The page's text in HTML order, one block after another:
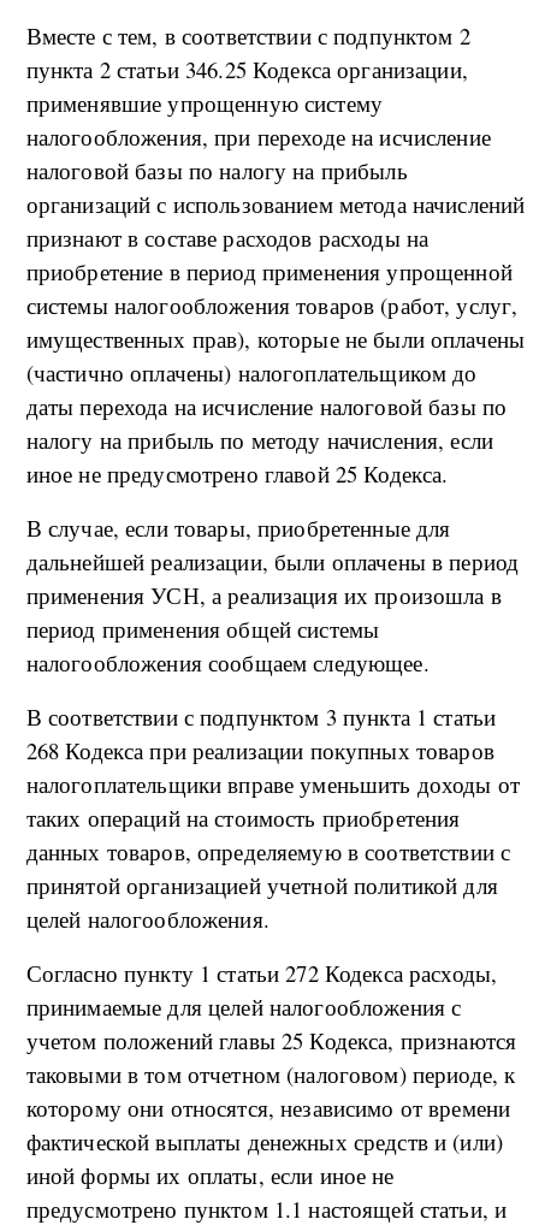
Вместе с тем, в соответствии с подпунктом 2
пункта 2 статьи 346.25 Кодекса организации,
применявшие упрощенную систему
налогообложения, при переходе на исчисление
налоговой базы по налогу на прибыль
организаций с использованием метода начислений
признают в составе расходов расходы на
приобретение в период применения упрощенной
системы налогообложения товаров (работ, услуг,
имущественных прав), которые не были оплачены
(частично оплачены) налогоплательщиком до
даты перехода на исчисление налоговой базы по
налогу на прибыль по методу начисления, если
иное не предусмотрено главой 25 Кодекса.
В случае, если товары, приобретенные для
дальнейшей реализации, были оплачены в период
применения УСН, а реализация их произошла в
период применения общей системы
налогообложения сообщаем следующее.
В соответствии с подпунктом 3 пункта 1 статьи
268 Кодекса при реализации покупных товаров
налогоплательщики вправе уменьшить доходы от
таких операций на стоимость приобретения
данных товаров, определяемую в соответствии с
принятой организацией учетной политикой для
целей налогообложения.
Согласно пункту 1 статьи 272 Кодекса расходы,
принимаемые для целей налогообложения с
учетом положений главы 25 Кодекса, признаются
таковыми в том отчетном (налоговом) периоде, к
которому они относятся, независимо от времени
фактической выплаты денежных средств и (или)
иной формы их оплаты, если иное не
предусмотрено пунктом 1.1 настоящей статьи, и